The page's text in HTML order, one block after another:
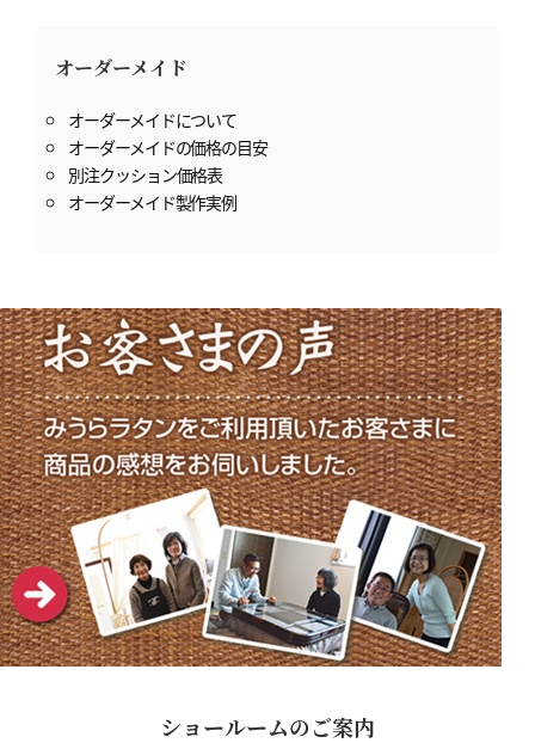
オーダーメイド
オーダーメイドについて
オーダーメイドの価格の目安
別注クッション価格表
オーダーメイド製作実例
ショールームのご案内